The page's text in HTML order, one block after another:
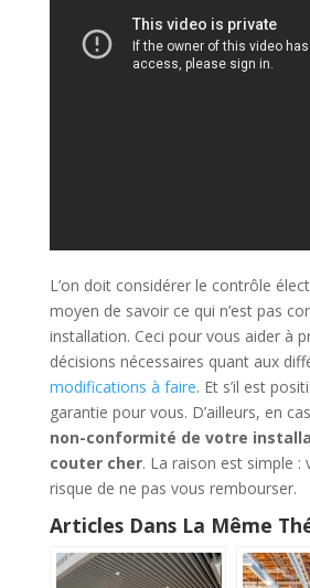
L’on doit considérer le contrôle
moyen de savoir ce qui n’est pas
installation. Ceci pour vous aider à
décisions nécessaires quant aux
modifications à faire. Et s’il est
garantie pour vous. D’ailleurs, en
non-conformité de votre
couter cher. La raison est simple :
risque de ne pas vous rembourser.
Articles Dans La Même